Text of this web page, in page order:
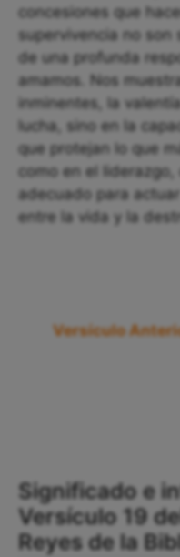
concesiones que
supervivencia no
de una profunda
amamos. Nos
inminentes, la
lucha, sino en la
que protejan lo que
como en el
adecuado para
entre la vida y la
Versículo
Significado e
Versículo 19
Reyes de la